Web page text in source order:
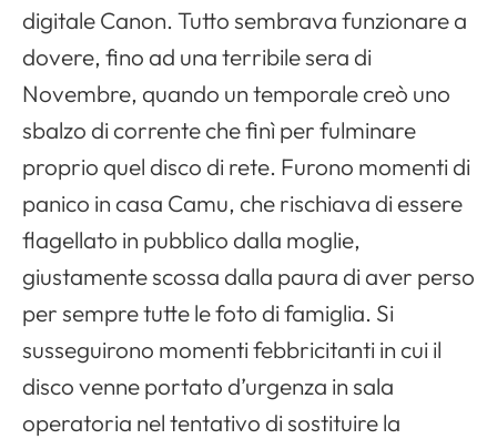
digitale Canon. Tutto sembrava funzionare a
dovere, fino ad una terribile sera di
Novembre, quando un temporale creò uno
sbalzo di corrente che finì per fulminare
proprio quel disco di rete. Furono momenti di
panico in casa Camu, che rischiava di essere
flagellato in pubblico dalla moglie,
giustamente scossa dalla paura di aver perso
per sempre tutte le foto di famiglia. Si
susseguirono momenti febbricitanti in cui il
disco venne portato d’urgenza in sala
operatoria nel tentativo di sostituire la